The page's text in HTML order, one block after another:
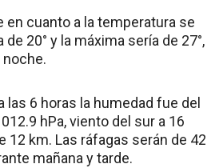
en cuanto a la temperatura se
20° y la máxima sería de 27°,
noche.
las 6 horas la humedad fue del
hPa, viento del sur a 16
12 km. Las ráfagas serán de 42
mañana y tarde.